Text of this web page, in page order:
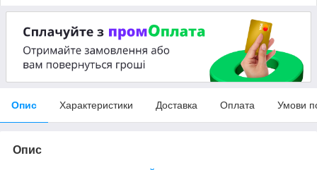
Опис Характеристики Доставка Оплата Умови
Опис